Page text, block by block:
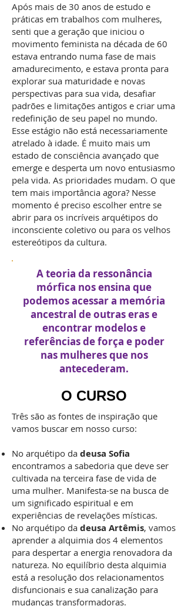
Após mais de 30 anos de estudo e
práticas em trabalhos com mulheres,
senti que a geração que iniciou o
movimento feminista na década de 60
estava entrando numa fase de mais
amadurecimento, e estava pronta para
explorar sua maturidade e novas
perspectivas para sua vida, desafiar
padrões e limitações antigos e criar uma
redefinição de seu papel no mundo.
Esse estágio não está necessariamente
atrelado à idade. É muito mais um
estado de consciência avançado que
emerge e desperta um novo entusiasmo
pela vida. As prioridades mudam. O que
tem mais importância agora? Nesse
momento é preciso escolher entre se
abrir para os incríveis arquétipos do
inconsciente coletivo ou para os velhos
estereótipos da cultura.
A teoria da ressonância
mórfica nos ensina que
podemos acessar a memória
ancestral de outras eras e
encontrar modelos e
referências de força e poder
nas mulheres que nos
antecederam.
O CURSO
Três são as fontes de inspiração que
vamos buscar em nosso curso:
No arquétipo da deusa Sofia
encontramos a sabedoria que deve ser
cultivada na terceira fase de vida de
uma mulher. Manifesta-se na busca de
um significado espiritual e em
experiências de revelações místicas.
No arquétipo da deusa Artêmis, vamos
aprender a alquimia dos 4 elementos
para despertar a energia renovadora da
natureza. No equilíbrio desta alquimia
está a resolução dos relacionamentos
disfuncionais e sua canalização para
mudanças transformadoras.